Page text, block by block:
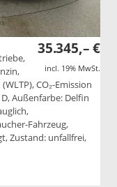
35.345,– €
incl. 19% MwSt.
CO₂-Emission
Außenfarbe: Delfin
Fahrzeug,
Zustand: unfallfrei,